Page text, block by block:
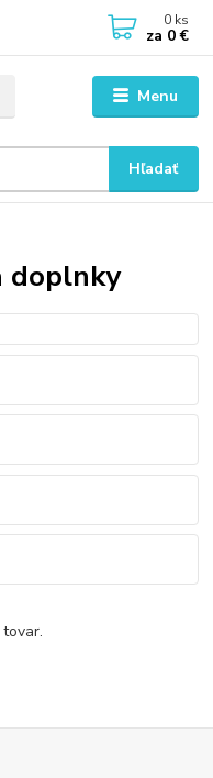
Menu
Hľadať
0 ks
za 0 €
doplnky